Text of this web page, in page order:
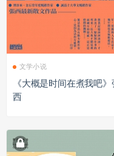
文学小说
《大概是时间在煮我吧》
西